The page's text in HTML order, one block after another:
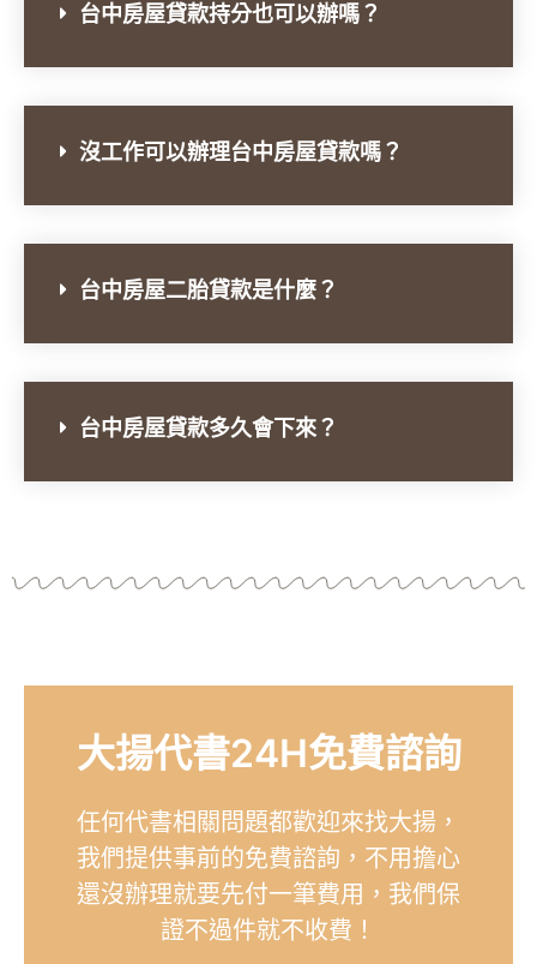
台中房屋貸款持分也可以辦嗎？
沒工作可以辦理台中房屋貸款嗎？
台中房屋二胎貸款是什麼？
台中房屋貸款多久會下來？
大揚代書24H免費諮詢
任何代書相關問題都歡迎來找大揚，
我們提供事前的免費諮詢，不用擔心
還沒辦理就要先付一筆費用，我們保
證不過件就不收費！